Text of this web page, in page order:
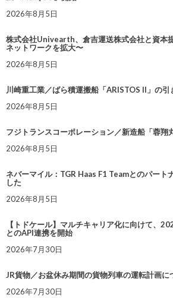
2026年8月5日
株式会社Univearth、倉吉運送株式会社と資本
ネットワークを拡大〜
2026年8月5日
川崎重工業／ばら積運搬船「ARISTOS II」の引
2026年8月5日
フジトランスコーポレーション／新造船「蓉翔
2026年8月5日
ネバーマイル：TGR Haas F1 Teamとのパート
した
2026年8月5日
【トドケール】マルチキャリア化に向けて、
とのAPI連携を開始
2026年7月30日
JR貨物／お盆休み期間の貨物列車の運転計画に
2026年7月30日